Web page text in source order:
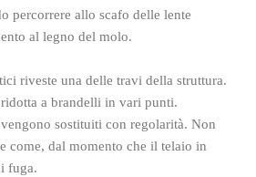
percorrere allo scafo delle lente
al legno del molo.
riveste una delle travi della struttura.
a brandelli in vari punti.
sostituiti con regolarità. Non
come, dal momento che il telaio in
fuga.